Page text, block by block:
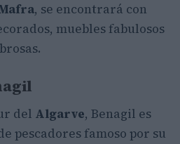
, se encontrará con
muebles fabulosos
del Algarve, Benagil es
pescadores famoso por su